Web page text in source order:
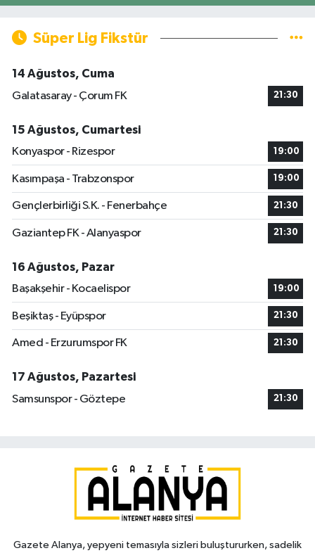
Süper Lig Fikstür
14 Ağustos, Cuma
Galatasaray - Çorum FK
21:30
15 Ağustos, Cumartesi
Konyaspor - Rizespor
19:00
Kasımpaşa - Trabzonspor 19:00
Gençlerbirliği S.K. - Fenerbahçe 21:30
Gaziantep FK - Alanyaspor 21:30
16 Ağustos, Pazar
Başakşehir - Kocaelispor
19:00
Beşiktaş - Eyüpspor 21:30
Amed - Erzurumspor FK 21:30
17 Ağustos, Pazartesi
Samsunspor - Göztepe
21:30
Gazete Alanya, yepyeni temasıyla sizleri buluştururken, sadelik